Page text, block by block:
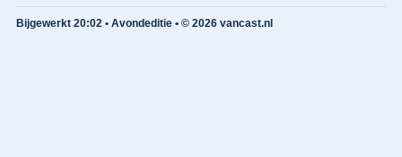
Bijgewerkt 20:02 • Avondeditie • © 2026 vancast.nl